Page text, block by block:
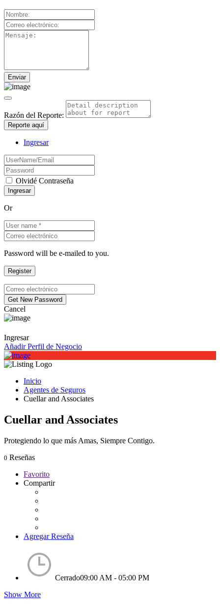
Razón del Reporte:
Reporte aquí
Ingresar
Olvidé Contraseña
Or
Password will be e-mailed to you.
Cancel
Ingresar
Añadir Perfil de Negocio
Inicio
Agentes de Seguros
Cuellar and Associates
Cuellar and Associates
Protegiendo lo que más Amas, Siempre Contigo.
0 Reseñas
Favorito
Compartir
Agregar Reseña
Cerrado09:00 AM - 05:00 PM
Show More